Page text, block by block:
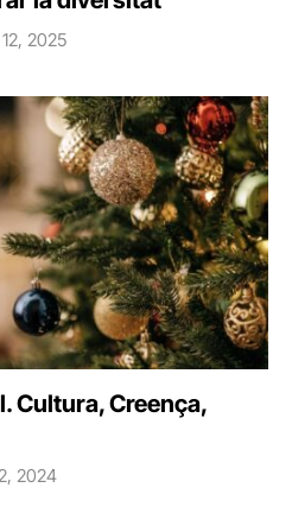
2025
Cultura, Creença,
2024